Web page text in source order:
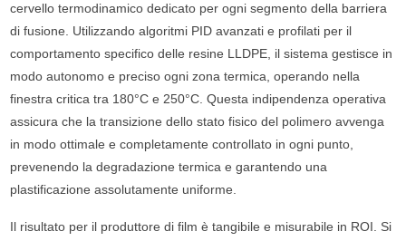
cervello termodinamico dedicato per ogni segmento della barriera
di fusione. Utilizzando algoritmi PID avanzati e profilati per il
comportamento specifico delle resine LLDPE, il sistema gestisce in
modo autonomo e preciso ogni zona termica, operando nella
finestra critica tra 180°C e 250°C. Questa indipendenza operativa
assicura che la transizione dello stato fisico del polimero avvenga
in modo ottimale e completamente controllato in ogni punto,
prevenendo la degradazione termica e garantendo una
plastificazione assolutamente uniforme.
Il risultato per il produttore di film è tangibile e misurabile in ROI. Si